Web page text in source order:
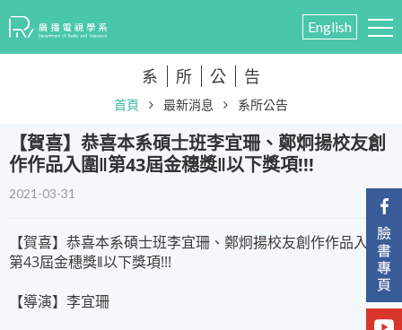
English
系 所 公 告
首頁 最新消息 系所公告
【賀喜】恭喜本系碩士班李宜珊、鄭炯揚校友創
作作品入圍‖第43屆金穗獎‖以下獎項!!!
2021-03-31
【賀喜】恭喜本系碩士班李宜珊、鄭炯揚校友創作作品入圍‖
第43屆金穗獎‖以下獎項!!!
【導演】李宜珊